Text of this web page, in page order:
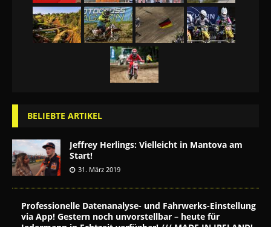
BELIEBTE ARTIKEL
Jeffrey Herlings: Vielleicht in Mantova am
Start!
31. März 2019
Professionelle Datenanalyse- und Fahrwerks-Einstellung
via App! Gestern noch unvorstellbar – heute für